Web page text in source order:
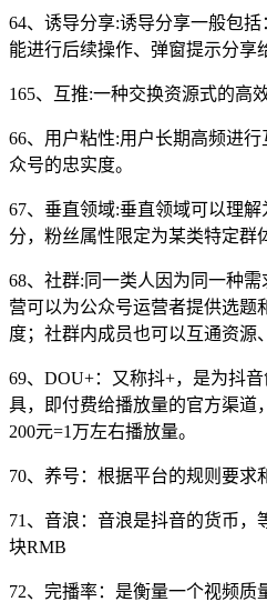
64、诱导分享:诱导分享一般包
能进行后续操作、弹窗提示分享
165、互推:一种交换资源式的高
66、用户粘性:用户长期高频进
众号的忠实度。
67、垂直领域:垂直领域可以理
分，粉丝属性限定为某类特定群
68、社群:同一类人因为同一种
营可以为公众号运营者提供选题
度；社群内成员也可以互通资源
69、DOU+：又称抖+，是为抖
具，即付费给播放量的官方渠道
200元=1万左右播放量。
70、养号：根据平台的规则要求
71、音浪：音浪是抖音的货币，
块RMB
72、完播率：是衡量一个视频质